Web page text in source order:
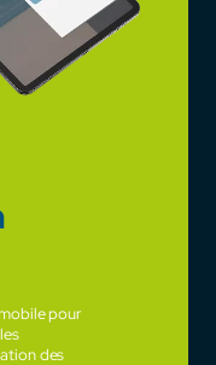
pour
des